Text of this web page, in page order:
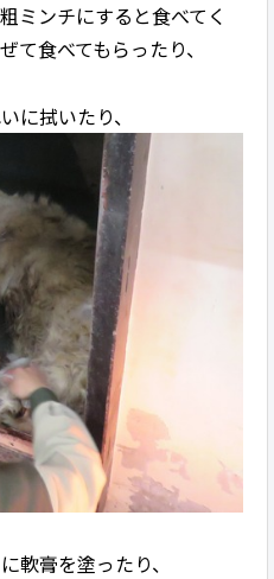
ミンチにすると食べてく
て食べてもらったり、
に拭いたり、
軟膏を塗ったり、